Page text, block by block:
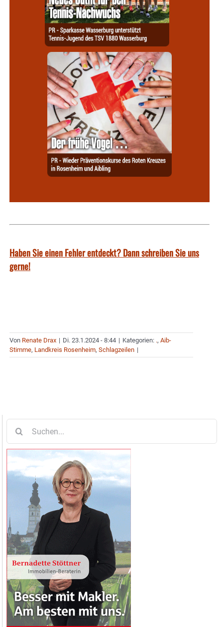
Haben Sie einen Fehler entdeckt? Dann schreiben Sie uns
gerne!
Von Renate Drax | Di. 23.1.2024 - 8:44 | Kategorien: ., Aib-
Stimme, Landkreis Rosenheim, Schlagzeilen |
nach: